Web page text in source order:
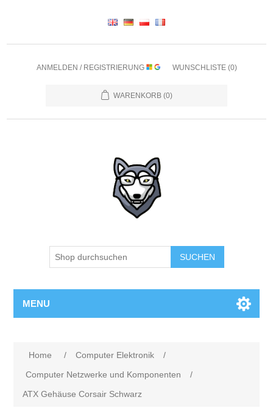
ANMELDEN / REGISTRIERUNG WUNSCHLISTE (0)
WARENKORB (0)
SUCHEN
MENU
Home / Computer Elektronik
/
Computer Netzwerke und Komponenten
/
ATX Gehäuse Corsair Schwarz